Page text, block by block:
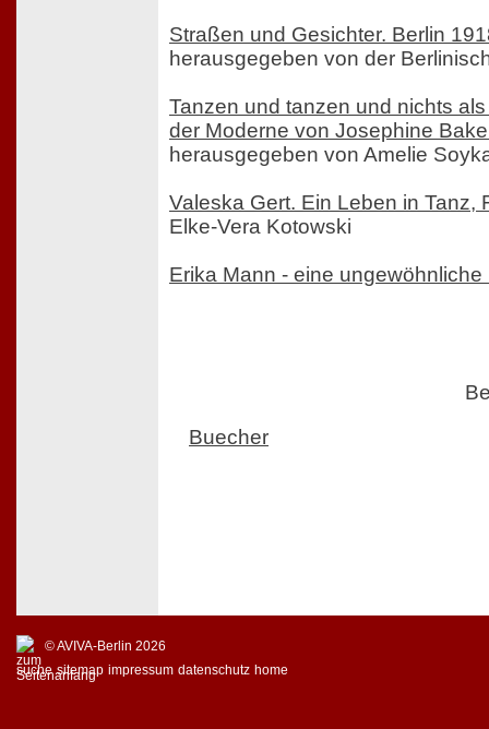
Straßen und Gesichter. Berlin
herausgegeben von der
Tanzen und tanzen und nichts
der Moderne von Josephine
herausgegeben von Amelie
Valeska Gert. Ein Leben in Tanz,
Elke-Vera Kotowski
Erika Mann - eine ungewöhnliche
Buecher
© AVIVA-Berlin 2026
suche sitemap impressum datenschutz home